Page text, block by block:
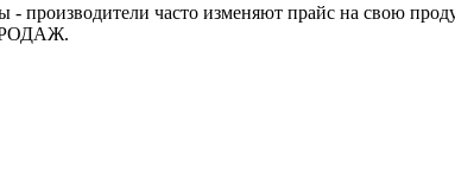
- производители часто изменяют прайс